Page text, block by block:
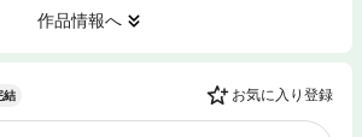
作品情報へ
結 お気に入り登録